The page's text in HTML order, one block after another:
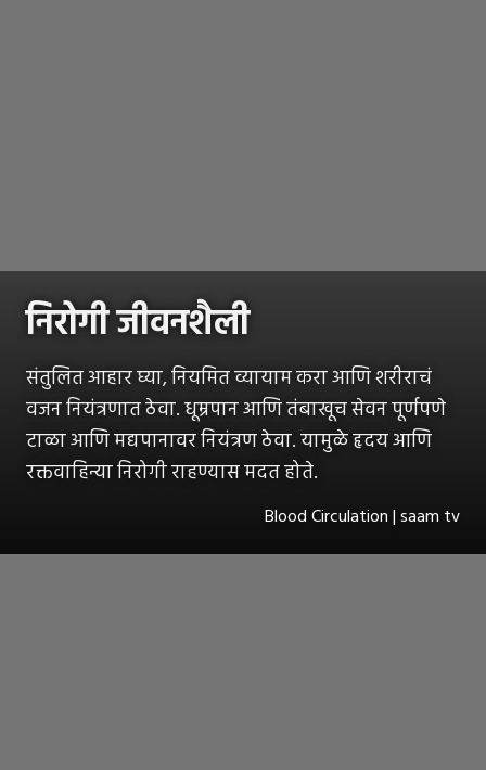
निरोगी जीवनशैली
संतुलित आहार घ्या, नियमित व्यायाम करा आणि शरीराचं
वजन नियंत्रणात ठेवा. धूम्रपान आणि तंबाखूच सेवन पूर्णपणे
टाळा आणि मद्यपानावर नियंत्रण ठेवा. यामुळे हृदय आणि
रक्तवाहिन्या निरोगी राहण्यास मदत होते.
Blood Circulation | saam tv